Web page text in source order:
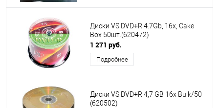
Диски VS DVD+R 4.7Gb, 16x, Cake
Box 50шт.(620472)
1 271 руб.
Подробнее
Диски VS DVD+R 4,7 GB 16x Bulk/50
(620502)